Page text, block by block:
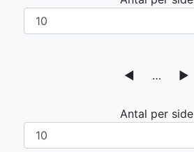
◀ … ▶
Antal per side